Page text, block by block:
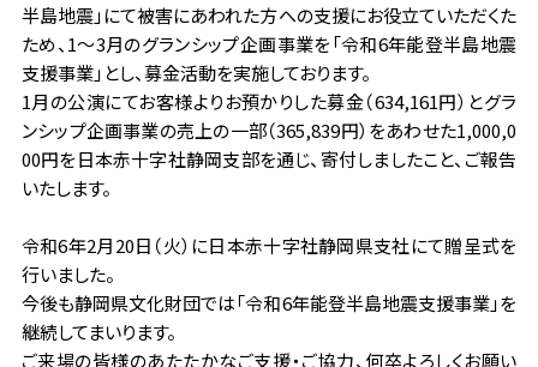
半島地震」にて被害にあわれた方への支援にお役立ていただくた
ため、1～3月のグランシップ企画事業を「令和6年能登半島地震
支援事業」とし、募金活動を実施しております。
1月の公演にてお客様よりお預かりした募金（634,161円）とグラ
ンシップ企画事業の売上の一部（365,839円）をあわせた1,000,0
00円を日本赤十字社静岡支部を通じ、寄付しましたこと、ご報告
いたします。
令和6年2月20日（火）に日本赤十字社静岡県支社にて贈呈式を
行いました。
今後も静岡県文化財団では「令和6年能登半島地震支援事業」を
継続してまいります。
ご来場の皆様のあたたかなご支援・ご協力、何卒よろしくお願い